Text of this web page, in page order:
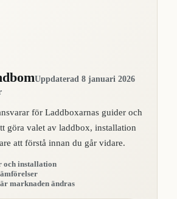
Uppdaterad 8 januari 2026
för Laddboxarnas guider och
göra valet av laddbox, installation
att förstå innan du går vidare.
och installation
marknaden ändras